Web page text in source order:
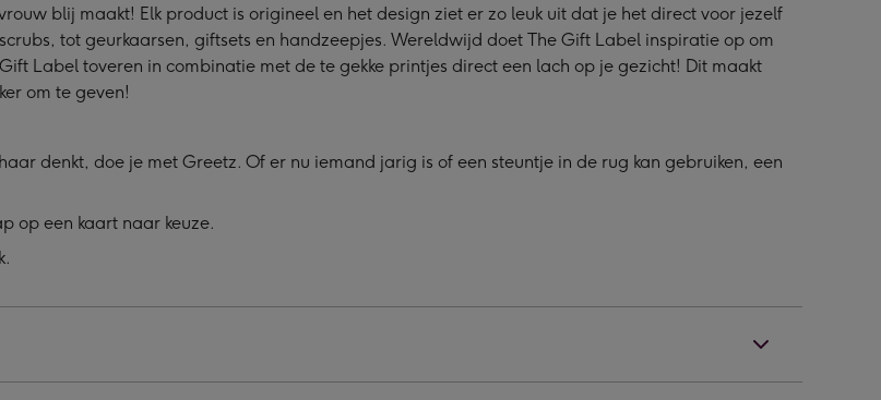
blij maakt! Elk product is origineel en het design ziet er zo leuk uit dat je het direct voor jezelf
tot geurkaarsen, giftsets en handzeepjes. Wereldwijd doet The Gift Label inspiratie op om
Label toveren in combinatie met de te gekke printjes direct een lach op je gezicht! Dit maakt
om te geven!
denkt, doe je met Greetz. Of er nu iemand jarig is of een steuntje in de rug kan gebruiken, een
op een kaart naar keuze.